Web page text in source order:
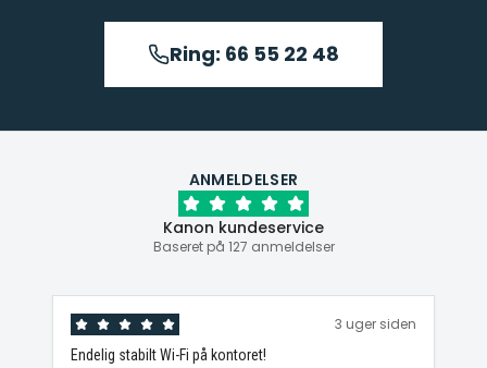
Ring: 66 55 22 48
ANMELDELSER
Kanon kundeservice
Baseret på 127 anmeldelser
3 uger siden
Endelig stabilt Wi-Fi på kontoret!